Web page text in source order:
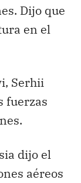
Dijo que
en el
Serhii
fuerzas
dijo el
aéreos